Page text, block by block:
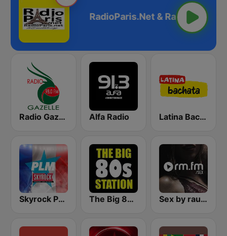
Radio Gazelle Alfa Radio Latina Bachata
Skyrock PLM The Big 80s Station Sex by rautemusik